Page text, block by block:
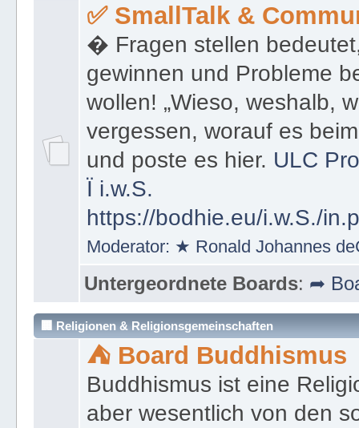
✅ SmallTalk &
� Fragen stellen
gewinnen und Probleme
wollen! „Wieso, weshalb,
vergessen, worauf es
und poste es hier. ULC
Ï i.w.S.
https://bodhie.eu/i.w.S./
Moderator: ★ Ronald Johannes
Untergeordnete Boards: ➦
🏢 Religionen & Religionsgemeinschaften
⛺ Board Buddhismus
Buddhismus ist eine
aber wesentlich von den